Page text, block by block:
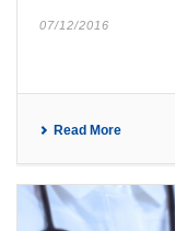
07/12/2016
Read More